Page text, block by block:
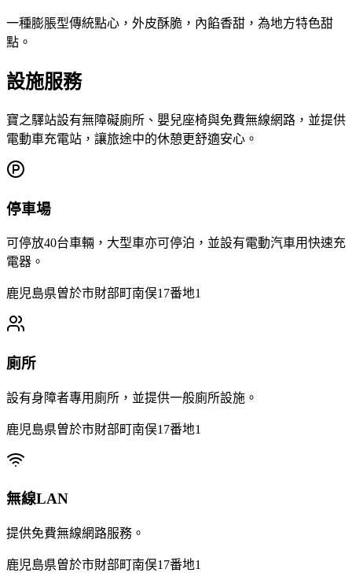
一種膨脹型傳統點心，外皮酥脆，內餡香甜，為地方特色甜
點。
設施服務
寶之驛站設有無障礙廁所、嬰兒座椅與免費無線網路，並提供
電動車充電站，讓旅途中的休憩更舒適安心。
停車場
可停放40台車輛，大型車亦可停泊，並設有電動汽車用快速充
電器。
鹿児島県曽於市財部町南俣17番地1
廁所
設有身障者專用廁所，並提供一般廁所設施。
鹿児島県曽於市財部町南俣17番地1
無線LAN
提供免費無線網路服務。
鹿児島県曽於市財部町南俣17番地1